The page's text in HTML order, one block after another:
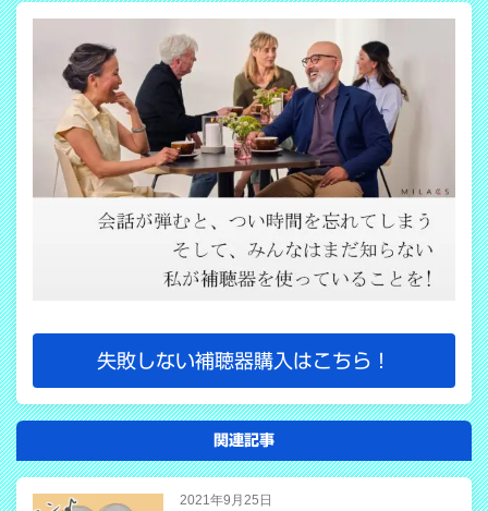
失敗しない補聴器購入はこちら！
関連記事
2021年9月25日